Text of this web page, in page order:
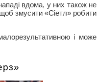
вдома, у них також не
змусити «Сіетл» робити
і може